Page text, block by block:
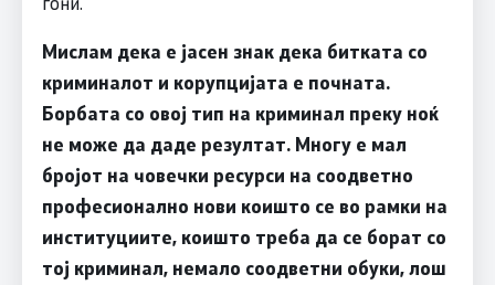
Мислам дека е јасен знак дека битката со
криминалот и корупцијата е почната.
Борбата со овој тип на криминал преку ноќ
не може да даде резултат. Многу е мал
бројот на човечки ресурси на соодветно
професионално нови коишто се во рамки на
институциите, коишто треба да се борат со
тој криминал, немало соодветни обуки, лош